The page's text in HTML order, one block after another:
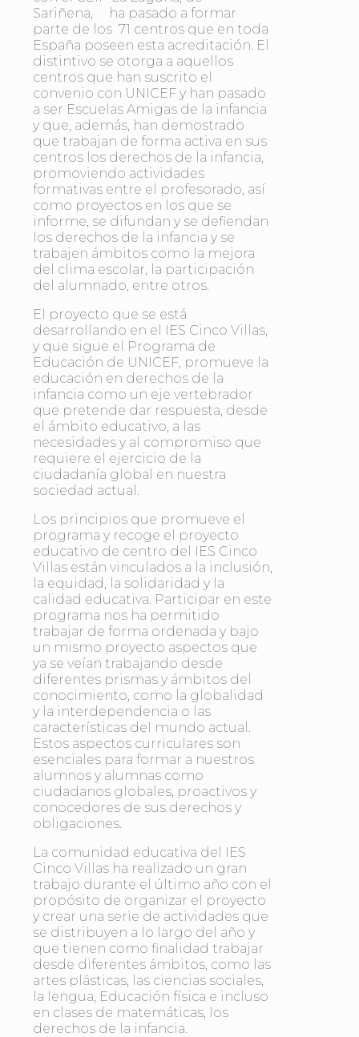
Sariñena, ha pasado a formar
parte de los 71 centros que en toda
España poseen esta acreditación. El
distintivo se otorga a aquellos
centros que han suscrito el
convenio con UNICEF y han pasado
a ser Escuelas Amigas de la infancia
y que, además, han demostrado
que trabajan de forma activa en sus
centros los derechos de la infancia,
promoviendo actividades
formativas entre el profesorado, así
como proyectos en los que se
informe, se difundan y se defiendan
los derechos de la infancia y se
trabajen ámbitos como la mejora
del clima escolar, la participación
del alumnado, entre otros.
El proyecto que se está
desarrollando en el IES Cinco Villas,
y que sigue el Programa de
Educación de UNICEF, promueve la
educación en derechos de la
infancia como un eje vertebrador
que pretende dar respuesta, desde
el ámbito educativo, a las
necesidades y al compromiso que
requiere el ejercicio de la
ciudadanía global en nuestra
sociedad actual.
Los principios que promueve el
programa y recoge el proyecto
educativo de centro del IES Cinco
Villas están vinculados a la inclusión,
la equidad, la solidaridad y la
calidad educativa. Participar en este
programa nos ha permitido
trabajar de forma ordenada y bajo
un mismo proyecto aspectos que
ya se veían trabajando desde
diferentes prismas y ámbitos del
conocimiento, como la globalidad
y la interdependencia o las
características del mundo actual.
Estos aspectos curriculares son
esenciales para formar a nuestros
alumnos y alumnas como
ciudadanos globales, proactivos y
conocedores de sus derechos y
obligaciones.
La comunidad educativa del IES
Cinco Villas ha realizado un gran
trabajo durante el último año con el
propósito de organizar el proyecto
y crear una serie de actividades que
se distribuyen a lo largo del año y
que tienen como finalidad trabajar
desde diferentes ámbitos, como las
artes plásticas, las ciencias sociales,
la lengua, Educación física e incluso
en clases de matemáticas, los
derechos de la infancia.